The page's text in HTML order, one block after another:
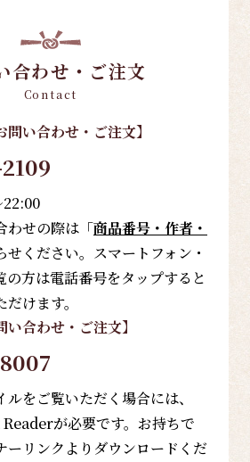
合わせ・ご注文
Contact
問い合わせ・ご注文】
22:00
わせの際は「商品番号・作者・
せください。スマートフォン・
の方は電話番号をタップすると
けます。
い合わせ・ご注文】
をご覧いただく場合には、
が必要です。お持ちで
ーリンクよりダウンロードくだ